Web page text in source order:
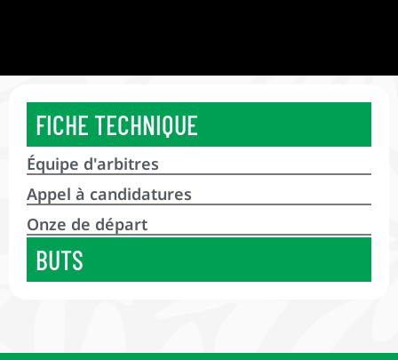
FICHE TECHNIQUE
Équipe d'arbitres
Appel à candidatures
Onze de départ
BUTS